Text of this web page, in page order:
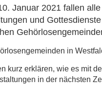
Januar 2021 fallen
und
in
kurz erklären, wie es mit
in der nächsten